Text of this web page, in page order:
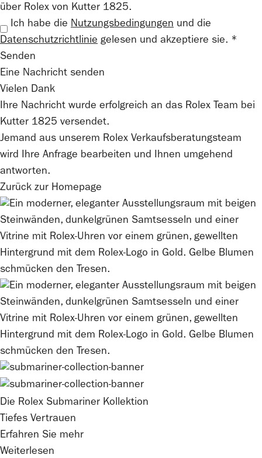
über Rolex von Kutter 1825.
Ich habe die Nutzungsbedingungen und die
Datenschutzrichtlinie gelesen und akzeptiere sie. *
Senden
Eine Nachricht senden
Vielen Dank
Ihre Nachricht wurde erfolgreich an das Rolex Team bei
Kutter 1825 versendet.
Jemand aus unserem Rolex Verkaufsberatungsteam
wird Ihre Anfrage bearbeiten und Ihnen umgehend
antworten.
Zurück zur Homepage
Die Rolex Submariner Kollektion
Tiefes Vertrauen
Erfahren Sie mehr
Weiterlesen